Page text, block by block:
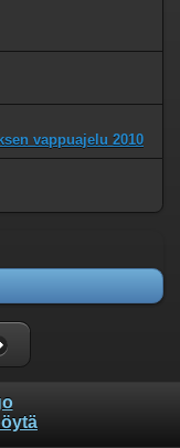
vappuajelu 2010